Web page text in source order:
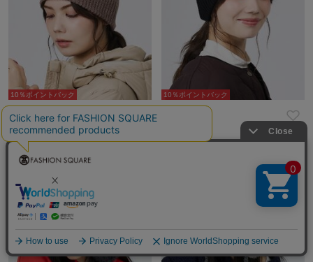
10％ポイントバック
Rouge vif la cle
¥4,290
NEW
10％ポイントバック
Rouge vif la cle